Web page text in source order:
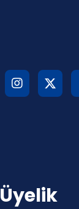
Üyelik